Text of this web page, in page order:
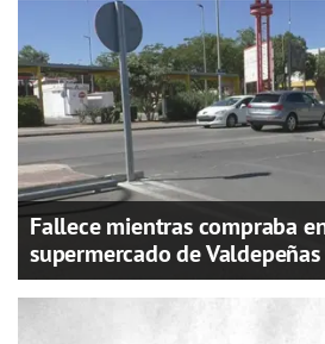
Fallece mientras compraba
supermercado de Valdepeñas